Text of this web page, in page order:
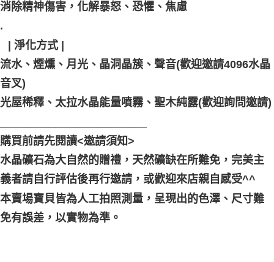
消除精神傷害，化解暴怒、恐懼、焦慮
.
⠀| 淨化方式 |
流水、煙燻、月光、晶洞晶簇、聲音(歡迎邀請4096水晶
音叉)
光屋稀釋、太拉水晶能量噴霧、聖木純露(歡迎詢問邀請)
購買前請先閱讀<邀請須知>
水晶礦石為大自然的贈禮，天然礦缺在所難免，完美主
義者請自行評估後再行邀請，或歡迎來店親自感受^^
本賣場寶貝皆為人工拍照測量，呈現出的色澤、尺寸難
免有誤差，以實物為準。